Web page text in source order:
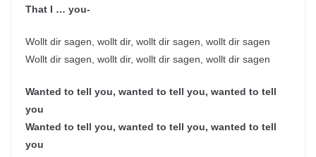
That I … you-
Wollt dir sagen, wollt dir, wollt dir sagen, wollt dir sagen
Wollt dir sagen, wollt dir, wollt dir sagen, wollt dir sagen
Wanted to tell you, wanted to tell you, wanted to tell
you
Wanted to tell you, wanted to tell you, wanted to tell
you